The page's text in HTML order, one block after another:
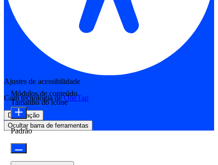
Ajustes de acessibilidade
Com tecnologia deOneTap
Declaração
Ocultar barra de ferramentas
Módulos de conteúdo
Tamanho do ícone
Padrão